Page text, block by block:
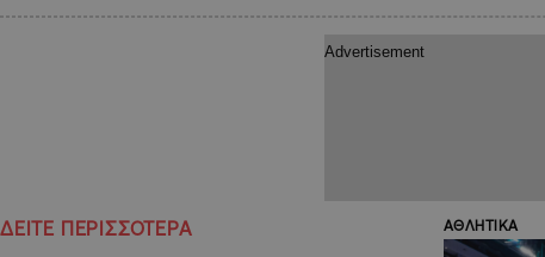
ΔΕΙΤΕ ΠΕΡΙΣΣΟΤΕΡΑ ΑΘΛΗΤΙΚΑ